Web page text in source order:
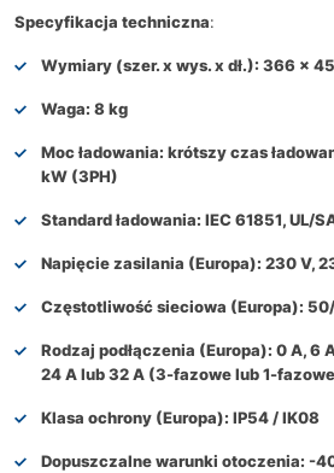
Specyfikacja techniczna:
Wymiary (szer. x wys. x dł.): 366 x
Waga: 8 kg
Moc ładowania: krótszy czas
kW (3PH)
Standard ładowania: IEC 61851, UL/
Napięcie zasilania (Europa): 230 V,
Częstotliwość sieciowa (Europa):
Rodzaj podłączenia (Europa): 0 A, 6
24 A lub 32 A (3-fazowe lub 1-
Klasa ochrony (Europa): IP54 / IK08
Dopuszczalne warunki otoczenia: -